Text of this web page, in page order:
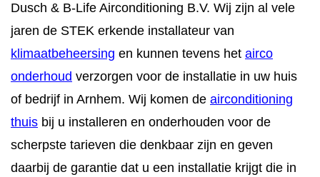
CONTACT
STORING MELDEN
AFSPRAAK MAKEN
Dusch & B-Life Airconditioning B.V. Wij zijn al vele
jaren de STEK erkende installateur van
klimaatbeheersing en kunnen tevens het airco
onderhoud verzorgen voor de installatie in uw huis
of bedrijf in Arnhem. Wij komen de airconditioning
thuis bij u installeren en onderhouden voor de
scherpste tarieven die denkbaar zijn en geven
daarbij de garantie dat u een installatie krijgt die in